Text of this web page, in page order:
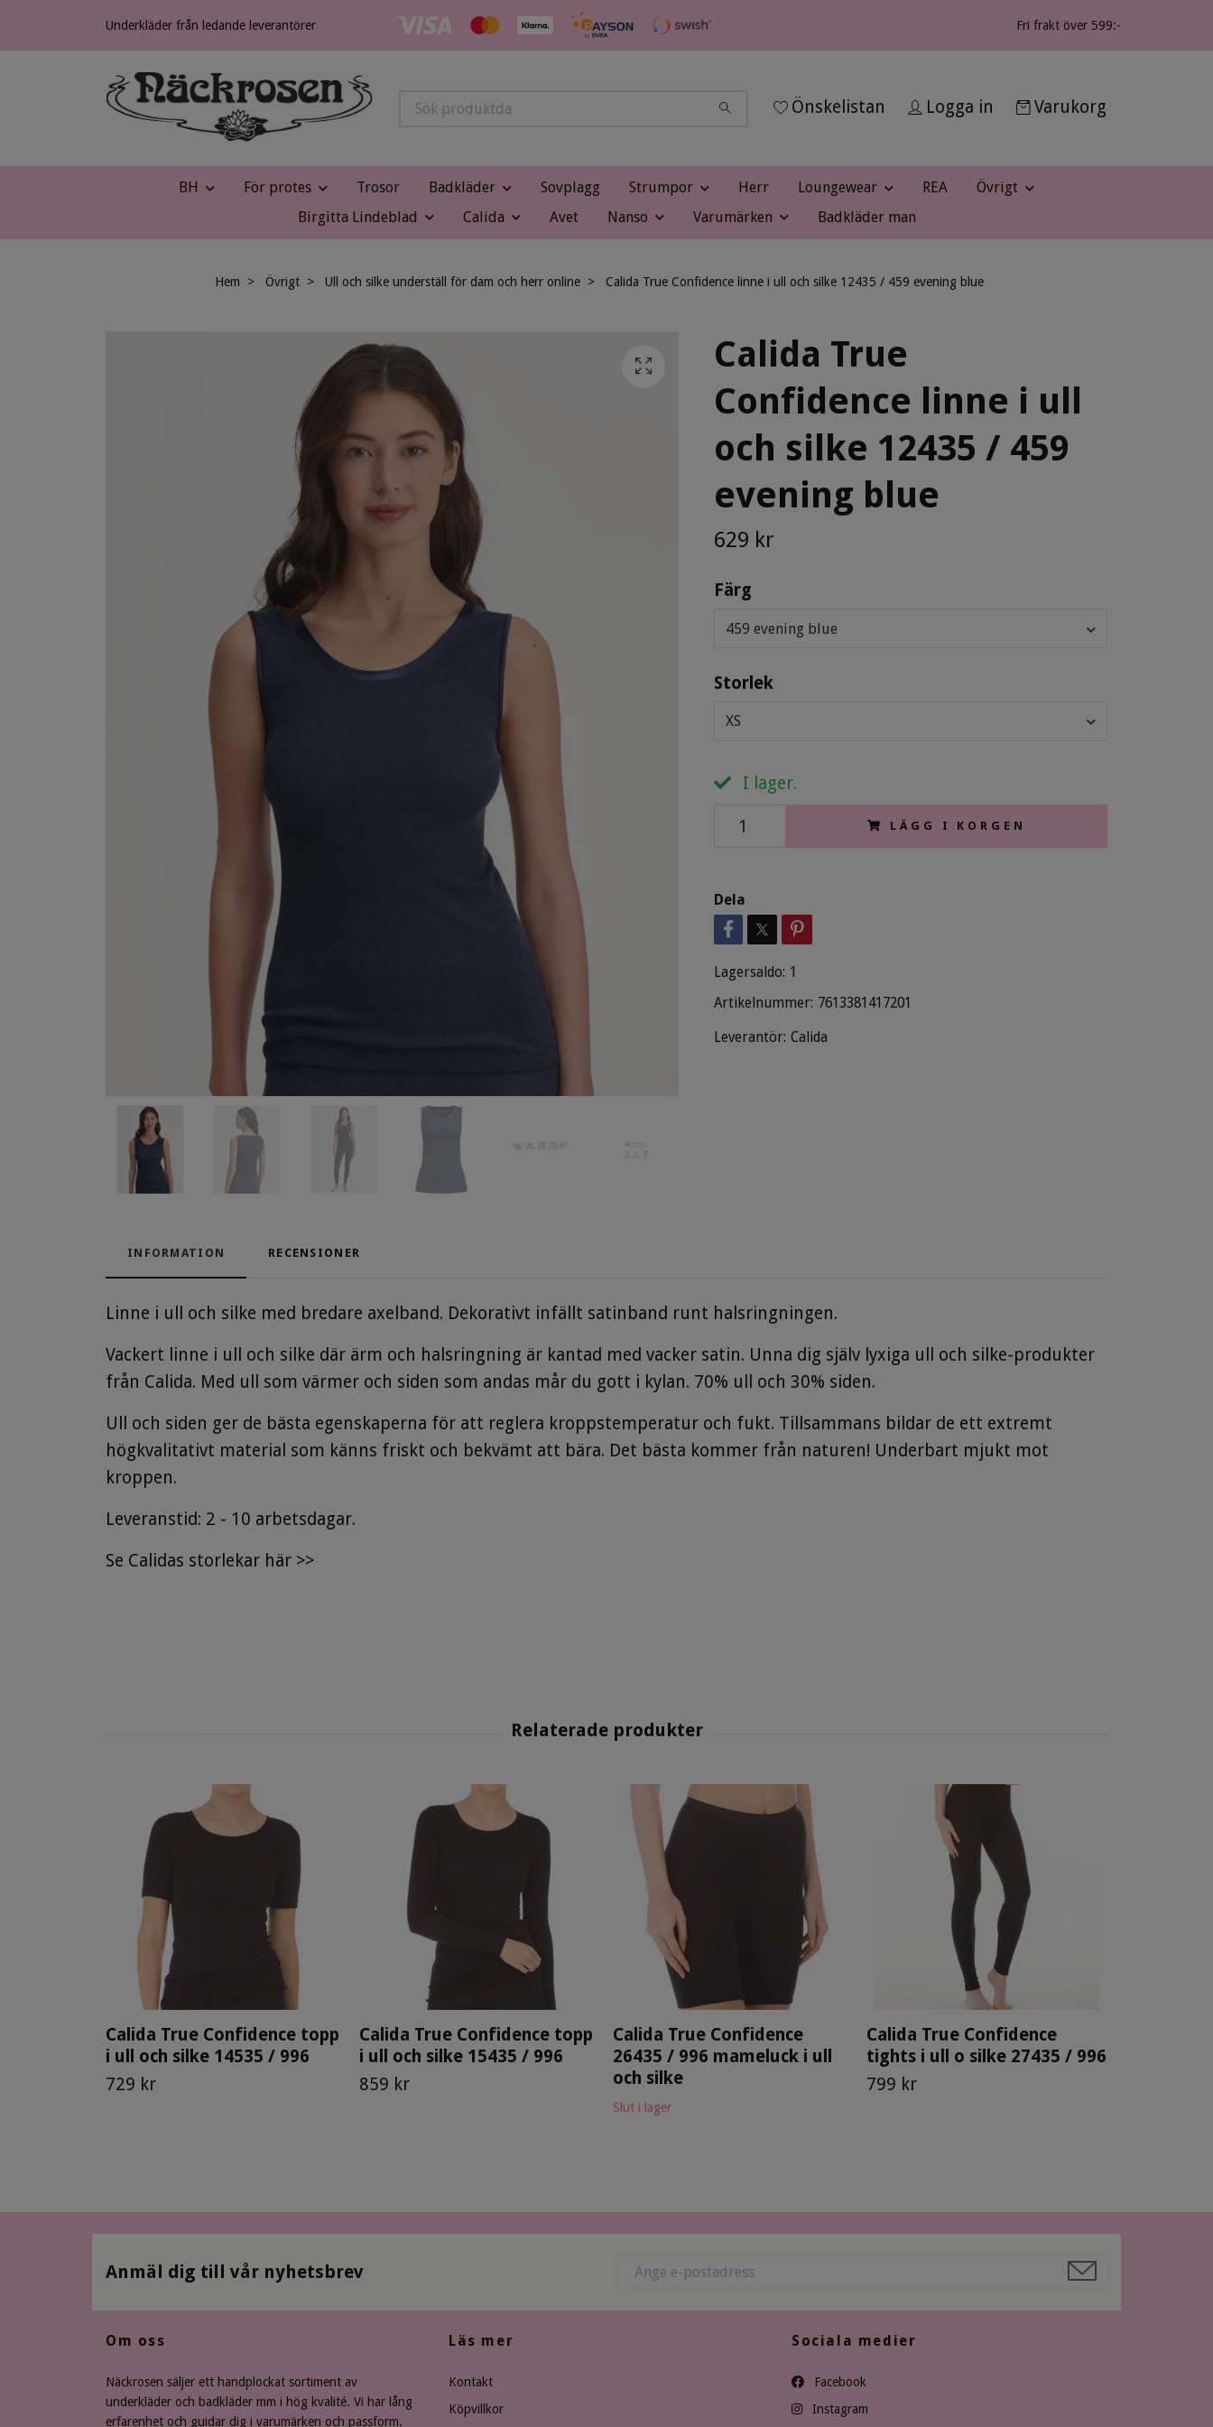
Underkläder från ledande leverantörer Fri frakt över 599:-
Önskelistan Logga in Varukorg
BH För protes Trosor Badkläder Sovplagg Strumpor Herr Loungewear REA
Övrigt
Birgitta Lindeblad
Calida Avet Nanso Varumärken Badkläder man
Hem Övrigt Ull och silke underställ för dam och herr online Calida True Confidence linne i ull och silke 12435 / 459 evening blue
Calida True
Confidence linne i ull
och silke 12435 / 459
evening blue
629 kr
Färg
459 evening blue
Storlek
XS
I lager.
LÄGG I KORGEN
Dela
Lagersaldo: 1
Artikelnummer: 7613381417201
Leverantör: Calida
INFORMATION RECENSIONER
Linne i ull och silke med bredare axelband. Dekorativt infällt satinband runt halsringningen.
Vackert linne i ull och silke där ärm och halsringning är kantad med vacker satin. Unna dig själv lyxiga ull och silke-produkter
från Calida. Med ull som värmer och siden som andas mår du gott i kylan. 70% ull och 30% siden.
Ull och siden ger de bästa egenskaperna för att reglera kroppstemperatur och fukt. Tillsammans bildar de ett extremt
högkvalitativt material som känns friskt och bekvämt att bära. Det bästa kommer från naturen! Underbart mjukt mot
kroppen.
Leveranstid: 2 - 10 arbetsdagar.
Se Calidas storlekar här >>
Calida True Confidence topp
i ull och silke 14535 / 996
729 kr
Calida True Confidence topp
i ull och silke 15435 / 996
859 kr
Calida True Confidence
26435 / 996 mameluck i ull
och silke
Slut i lager
Calida True Confidence
tights i ull o silke 27435 / 996
799 kr
Anmäl dig till vår nyhetsbrev
Om oss
Näckrosen säljer ett handplockat sortiment av
underkläder och badkläder mm i hög kvalité. Vi har lång
erfarenhet och guidar dig i varumärken och passform.
Läs mer
Kontakt
Köpvillkor
Sociala medier
Facebook
Instagram